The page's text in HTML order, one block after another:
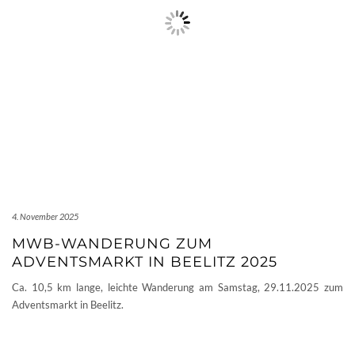
4. November 2025
MWB-WANDERUNG ZUM
ADVENTSMARKT IN BEELITZ 2025
Ca. 10,5 km lange, leichte Wanderung am Samstag, 29.11.2025 zum
Adventsmarkt in Beelitz.